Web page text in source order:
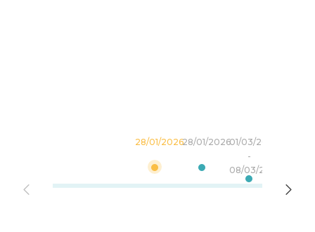
28/01/202628/01/202601/03/2026
-
08/03/2026